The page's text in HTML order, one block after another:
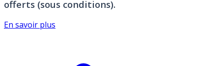
offerts (sous conditions).
En savoir plus